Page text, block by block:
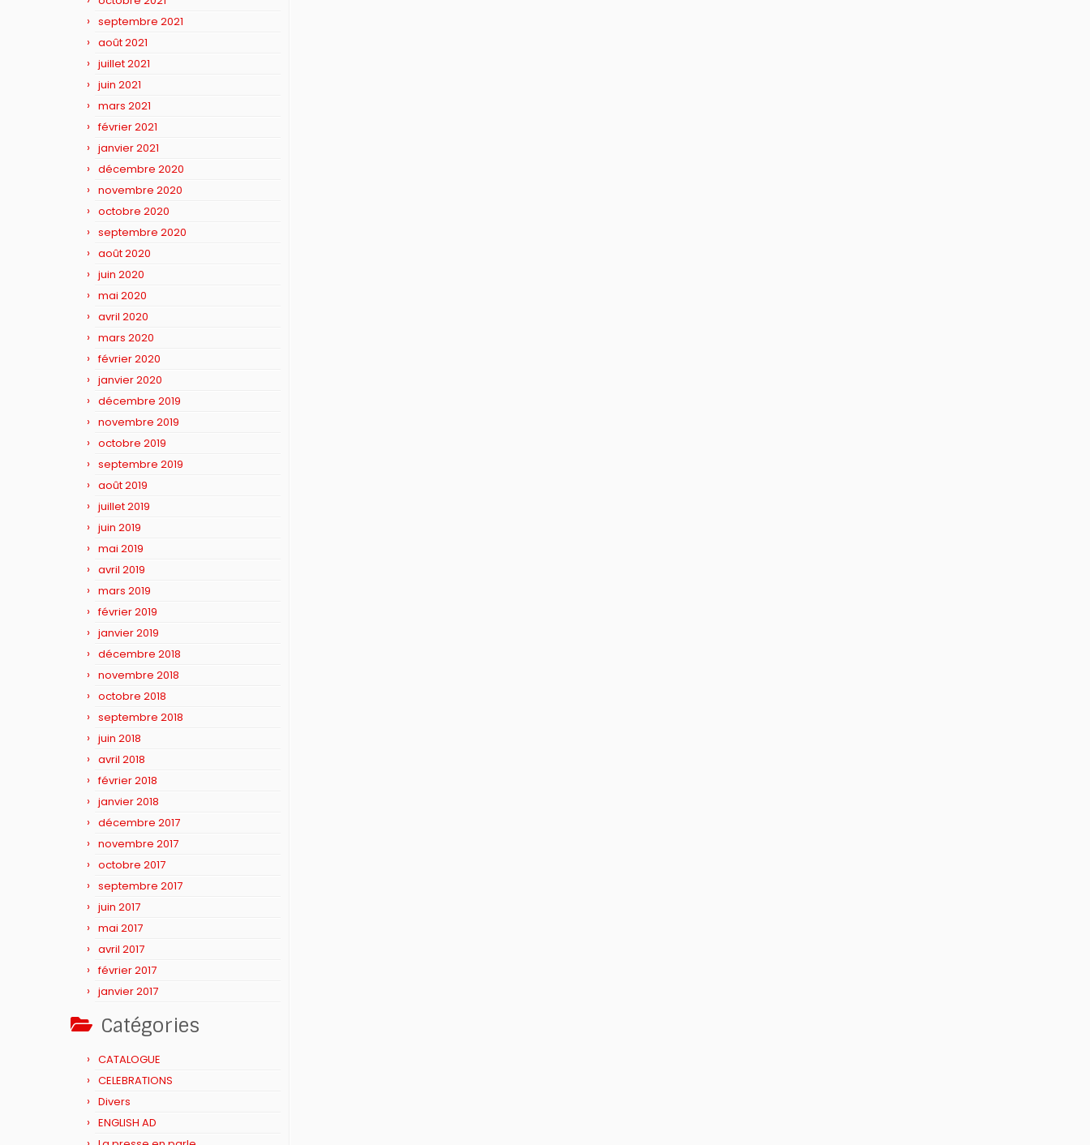
septembre 2021
août 2021
juillet 2021
juin 2021
mars 2021
février 2021
janvier 2021
décembre 2020
novembre 2020
octobre 2020
septembre 2020
août 2020
juin 2020
mai 2020
avril 2020
mars 2020
février 2020
janvier 2020
décembre 2019
novembre 2019
octobre 2019
septembre 2019
août 2019
juillet 2019
juin 2019
mai 2019
avril 2019
mars 2019
février 2019
janvier 2019
décembre 2018
novembre 2018
octobre 2018
septembre 2018
juin 2018
avril 2018
février 2018
janvier 2018
décembre 2017
novembre 2017
octobre 2017
septembre 2017
juin 2017
mai 2017
avril 2017
février 2017
janvier 2017
Catégories
CATALOGUE
CELEBRATIONS
Divers
ENGLISH AD